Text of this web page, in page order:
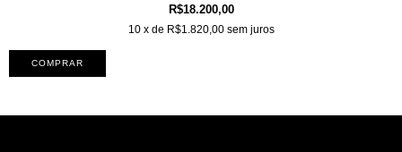
R$18.200,00
10 x de R$1.820,00 sem juros